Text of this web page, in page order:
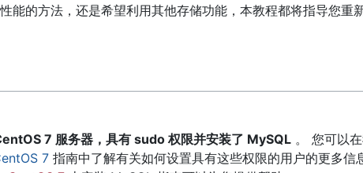
能的方法，还是希望利用其他存储功能，本教程都将指导您重
7 服务器，具有 sudo 权限并安装了 MySQL。 您可以
7指南中了解有关如何设置具有这些权限的用户的更多信